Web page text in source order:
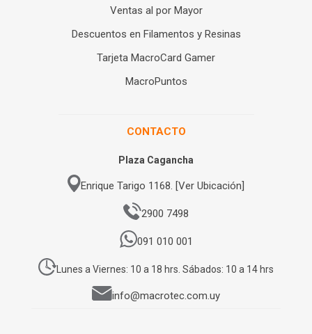
Ventas al por Mayor
Descuentos en Filamentos y Resinas
Tarjeta MacroCard Gamer
MacroPuntos
CONTACTO
Plaza Cagancha
Enrique Tarigo 1168. [Ver Ubicación]
2900 7498
091 010 001
Lunes a Viernes: 10 a 18 hrs. Sábados: 10 a 14 hrs
info@macrotec.com.uy